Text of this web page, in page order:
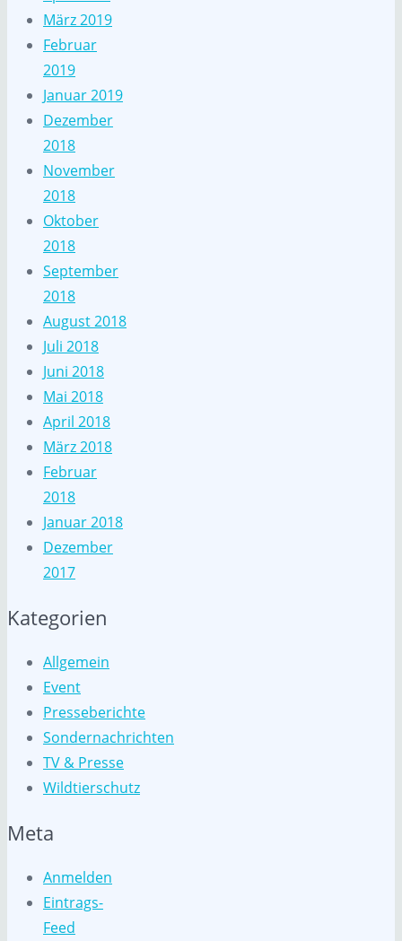
März 2019
Februar
2019
Januar 2019
Dezember
2018
November
2018
Oktober
2018
September
2018
August 2018
Juli 2018
Juni 2018
Mai 2018
April 2018
März 2018
Februar
2018
Januar 2018
Dezember
2017
Kategorien
Allgemein
Event
Presseberichte
Sondernachrichten
TV & Presse
Wildtierschutz
Meta
Anmelden
Eintrags-
Feed